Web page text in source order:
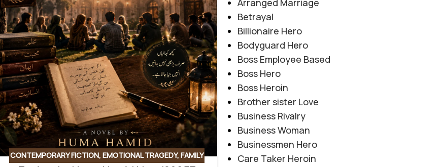
CONTEMPORARY FICTION, EMOTIONAL TRAGEDY, FAMILY
COMPLETE URDU NOVEL
Arranged Marriage
Betrayal
Billionaire Hero
Bodyguard Hero
Boss Employee Based
Boss Hero
Boss Heroin
Brother sister Love
Business Rivalry
Business Woman
Businessmen Hero
Care Taker Heroin